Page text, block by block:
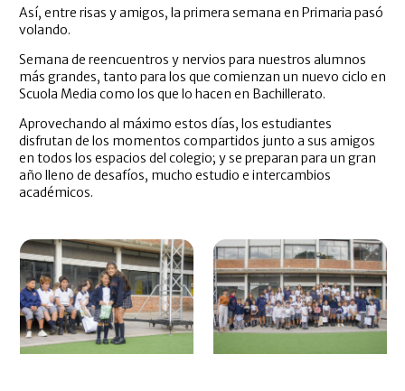
Así, entre risas y amigos, la primera semana en Primaria pasó
volando.
Semana de reencuentros y nervios para nuestros alumnos
más grandes, tanto para los que comienzan un nuevo ciclo en
Scuola Media como los que lo hacen en Bachillerato.
Aprovechando al máximo estos días, los estudiantes
disfrutan de los momentos compartidos junto a sus amigos
en todos los espacios del colegio; y se preparan para un gran
año lleno de desafíos, mucho estudio e intercambios
académicos.